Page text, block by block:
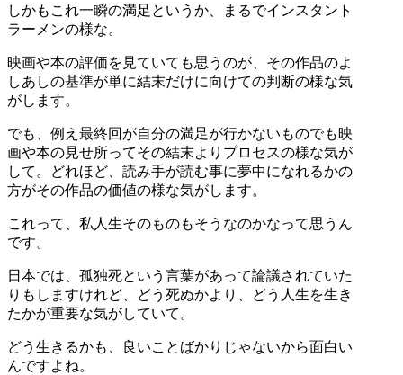
しかもこれ一瞬の満足というか、まるでインスタント
ラーメンの様な。
映画や本の評価を見ていても思うのが、その作品のよ
しあしの基準が単に結末だけに向けての判断の様な気
がします。
でも、例え最終回が自分の満足が行かないものでも映
画や本の見せ所ってその結末よりプロセスの様な気が
して。どれほど、読み手が読む事に夢中になれるかの
方がその作品の価値の様な気がします。
これって、私人生そのものもそうなのかなって思うん
です。
日本では、孤独死という言葉があって論議されていた
りもしますけれど、どう死ぬかより、どう人生を生き
たかが重要な気がしていて。
どう生きるかも、良いことばかりじゃないから面白い
んですよね。